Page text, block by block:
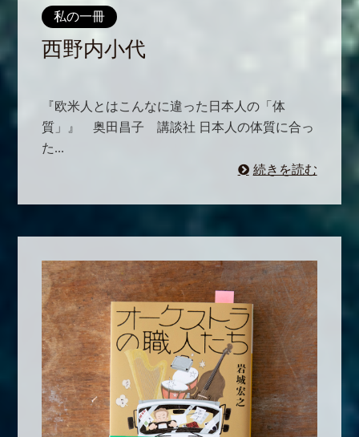
私の一冊
西野内小代
『欧米人とはこんなに違った日本人の「体
質」』 奥田昌子 講談社 日本人の体質に合っ
た...
続きを読む